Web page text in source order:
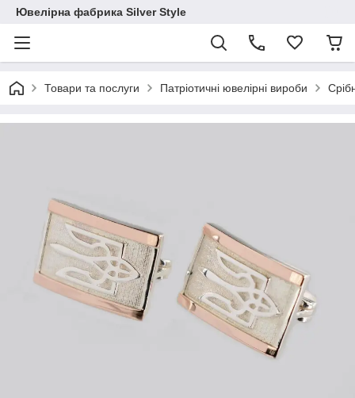
Ювелірна фабрика Silver Style
Товари та послуги Патріотичні ювелірні вироби